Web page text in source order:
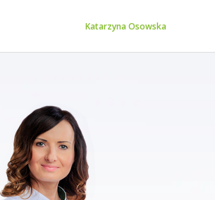
Katarzyna Osowska